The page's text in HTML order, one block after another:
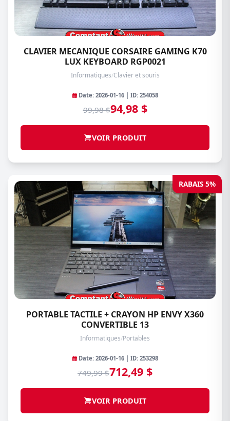
CLAVIER MECANIQUE CORSAIRE GAMING K70
LUX KEYBOARD RGP0021
Informatiques/Clavier et souris
Date: 2026-01-16 | ID: 254058
99,98 $94,98 $
VOIR PRODUIT
RABAIS 5%
PORTABLE TACTILE + CRAYON HP ENVY X360
CONVERTIBLE 13
Informatiques/Portables
Date: 2026-01-16 | ID: 253298
749,99 $712,49 $
VOIR PRODUIT